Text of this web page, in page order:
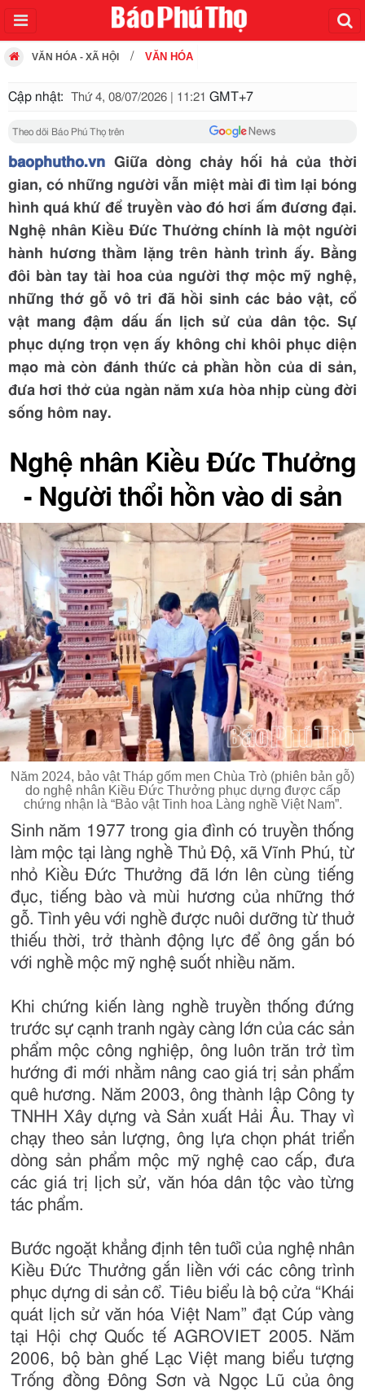
VĂN HÓA - XÃ HỘI VĂN HÓA
Cập nhật: Thứ 4, 08/07/2026 | 11:21 GMT+7
Theo dõi Báo Phú Thọ trên
baophutho.vn Giữa dòng chảy hối hả của thời
gian, có những người vẫn miệt mài đi tìm lại bóng
hình quá khứ để truyền vào đó hơi ấm đương đại.
Nghệ nhân Kiều Đức Thưởng chính là một người
hành hương thầm lặng trên hành trình ấy. Bằng
đôi bàn tay tài hoa của người thợ mộc mỹ nghệ,
những thớ gỗ vô tri đã hồi sinh các bảo vật, cổ
vật mang đậm dấu ấn lịch sử của dân tộc. Sự
phục dựng trọn vẹn ấy không chỉ khôi phục diện
mạo mà còn đánh thức cả phần hồn của di sản,
đưa hơi thở của ngàn năm xưa hòa nhịp cùng đời
sống hôm nay.
Nghệ nhân Kiều Đức Thưởng
- Người thổi hồn vào di sản
Năm 2024, bảo vật Tháp gốm men Chùa Trò (phiên bản gỗ)
do nghệ nhân Kiều Đức Thưởng phục dựng được cấp
chứng nhận là “Bảo vật Tinh hoa Làng nghề Việt Nam”.
Sinh năm 1977 trong gia đình có truyền thống
làm mộc tại làng nghề Thủ Độ, xã Vĩnh Phú, từ
nhỏ Kiều Đức Thưởng đã lớn lên cùng tiếng
đục, tiếng bào và mùi hương của những thớ
gỗ. Tình yêu với nghề được nuôi dưỡng từ thuở
thiếu thời, trở thành động lực để ông gắn bó
với nghề mộc mỹ nghệ suốt nhiều năm.
Khi chứng kiến làng nghề truyền thống đứng
trước sự cạnh tranh ngày càng lớn của các sản
phẩm mộc công nghiệp, ông luôn trăn trở tìm
hướng đi mới nhằm nâng cao giá trị sản phẩm
quê hương. Năm 2003, ông thành lập Công ty
TNHH Xây dựng và Sản xuất Hải Âu. Thay vì
chạy theo sản lượng, ông lựa chọn phát triển
dòng sản phẩm mộc mỹ nghệ cao cấp, đưa
các giá trị lịch sử, văn hóa dân tộc vào từng
tác phẩm.
Bước ngoặt khẳng định tên tuổi của nghệ nhân
Kiều Đức Thưởng gắn liền với các công trình
phục dựng di sản cổ. Tiêu biểu là bộ cửa “Khái
quát lịch sử văn hóa Việt Nam” đạt Cúp vàng
tại Hội chợ Quốc tế AGROVIET 2005. Năm
2006, bộ bàn ghế Lạc Việt mang biểu tượng
Trống đồng Đông Sơn và Ngọc Lũ của ông